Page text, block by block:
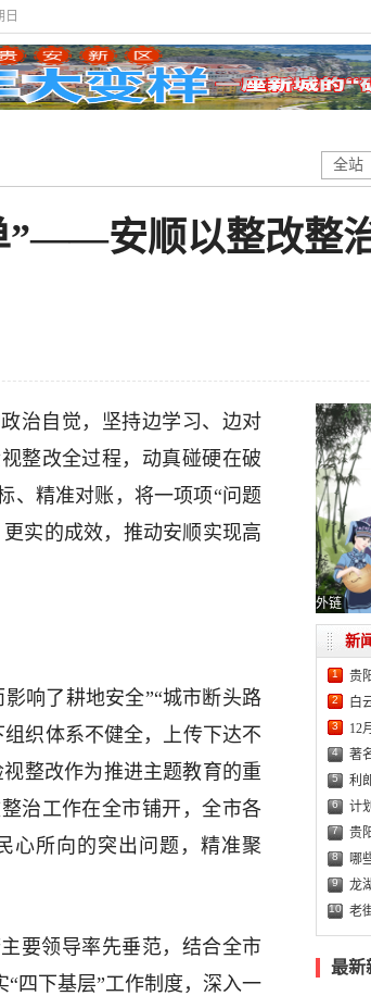
日
全站
”——安顺以整改整
治自觉，坚持边学习、边对
整改全过程，动真碰硬在破
、精准对账，将一项项“问题
实的成效，推动安顺实现高
响了耕地安全”“城市断头路
织体系不健全，上传下达不
整改作为推进主题教育的重
治工作在全市铺开，全市各
心所向的突出问题，精准聚
要领导率先垂范，结合全市
四下基层”工作制度，深入一
外链
新
1 贵
2 白
3 12
4 著
5 利
6 计
7 贵
8 哪
9 龙
10 老
最新